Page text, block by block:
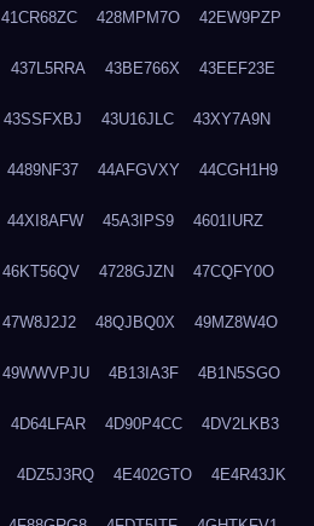
41CR68ZC 428MPM7O 42EW9PZP
437L5RRA 43BE766X 43EEF23E
43SSFXBJ 43U16JLC 43XY7A9N
4489NF37 44AFGVXY 44CGH1H9
44XI8AFW 45A3IPS9 4601IURZ
46KT56QV 4728GJZN 47CQFY0O
47W8J2J2 48QJBQ0X 49MZ8W4O
49WWVPJU 4B13IA3F 4B1N5SGO
4D64LFAR 4D90P4CC 4DV2LKB3
4DZ5J3RQ 4E402GTO 4E4R43JK